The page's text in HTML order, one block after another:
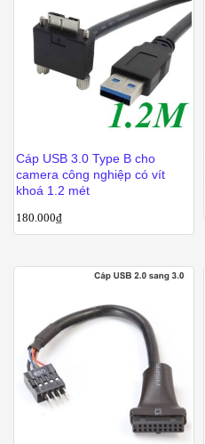
Cáp USB 3.0 Type B cho
camera công nghiệp có vít
khoá 1.2 mét
180.000₫